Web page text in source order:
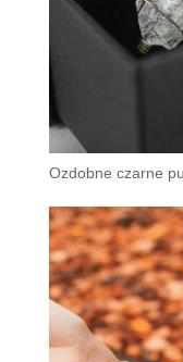
Ozdobne czarne